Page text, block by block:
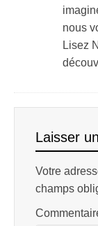
nous
Lisez
Laisser
Votre
champs